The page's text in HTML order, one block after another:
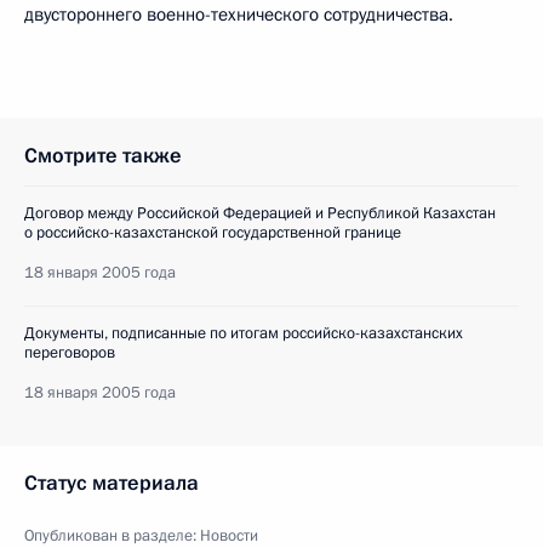
двустороннего военно-технического сотрудничества.
Смотрите также
Договор между Российской Федерацией и Республикой Казахстан
о российско-казахстанской государственной границе
18 января 2005 года
Документы, подписанные по итогам российско-казахстанских
переговоров
18 января 2005 года
Статус материала
Опубликован в разделе: Новости